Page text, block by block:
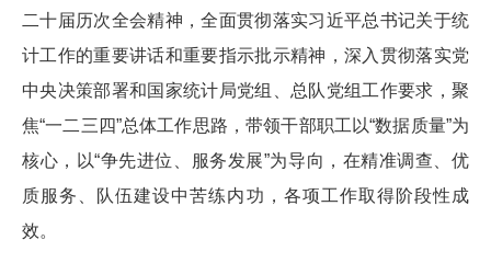
二十届历次全会精神，全面贯彻落实习近平总书记关于统
计工作的重要讲话和重要指示批示精神，深入贯彻落实党
中央决策部署和国家统计局党组、总队党组工作要求，聚
焦“一二三四”总体工作思路，带领干部职工以“数据质量”为
核心，以“争先进位、服务发展”为导向，在精准调查、优
质服务、队伍建设中苦练内功，各项工作取得阶段性成
效。